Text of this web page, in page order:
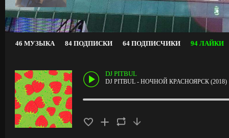
46 МУЗЫКА 84 ПОДПИСКИ 64 ПОДПИСЧИКИ 94 ЛАЙКИ
DJ PITBUL
DJ PITBUL - НОЧНОЙ КРАСНОЯРСК (2018)